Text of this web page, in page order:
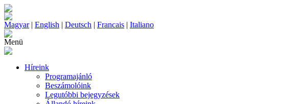
Magyar| English | Deutsch | Francais | Italiano
Menü
Híreink
Programajánló
Beszámolóink
Legutóbbi bejegyzések